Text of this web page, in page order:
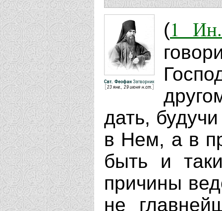
(1
дать,
в Нем, а в
быть и
причины
не